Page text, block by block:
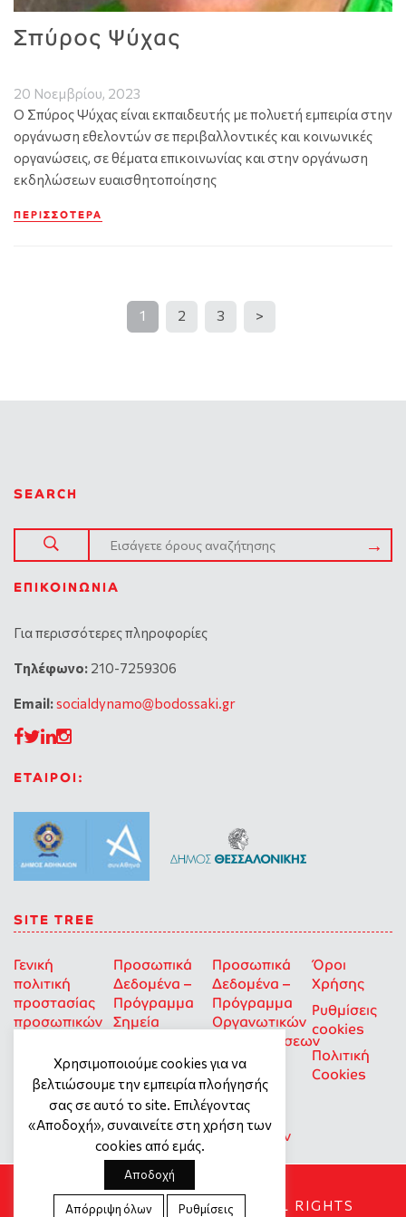
Σπύρος Ψύχας
20 Νοεμβρίου, 2023
Ο Σπύρος Ψύχας είναι εκπαιδευτής με πολυετή εμπειρία στην
οργάνωση εθελοντών σε περιβαλλοντικές και κοινωνικές
οργανώσεις, σε θέματα επικοινωνίας και στην οργάνωση
εκδηλώσεων ευαισθητοποίησης
ΠΕΡΙΣΣΌΤΕΡΑ
1 2 3 >
SEARCH
ΕΠΙΚΟΙΝΩΝΊΑ
Για περισσότερες πληροφορίες
Tηλέφωνο: 210-7259306
Email:socialdynamo@bodossaki.gr
ΕΤΑΙΡΟΙ:
SITE TREE
Γενική
πολιτική
προστασίας
προσωπικών
Προσωπικά
Δεδομένα –
Πρόγραμμα
Σημεία
Προσωπικά
Δεδομένα –
Πρόγραμμα
Οργανωτικών
Επιχορηγήσεων
για Οκοιπ
που δρουν
για την
Ισότητα
των Φύλων
Όροι
Χρήσης
Ρυθμίσεις
cookies
Πολιτική
Cookies
SOCIAL DYNAMO © 2018. ALL RIGHTS
Χρησιμοποιούμε cookies για να
βελτιώσουμε την εμπειρία πλοήγησής
σας σε αυτό το site. Επιλέγοντας
«Αποδοχή», συναινείτε στη χρήση των
cookies από εμάς.
Αποδοχή
Απόρριψη όλων Ρυθμίσεις